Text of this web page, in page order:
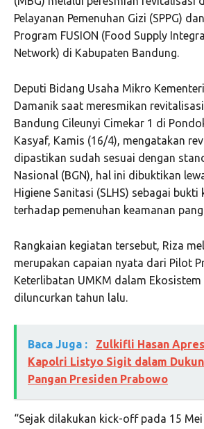
Pelayanan Pemenuhan Gizi (SPPG)
Program FUSION (Food Supply
Network) di Kabupaten Bandung.
Deputi Bidang Usaha Mikro
Damanik saat meresmikan revitalisasi
Bandung Cileunyi Cimekar 1 di
Kasyaf, Kamis (16/4), mengatakan
dipastikan sudah sesuai dengan
Nasional (BGN), hal ini dibuktikan
Higiene Sanitasi (SLHS) sebagai bukti
terhadap pemenuhan keamanan
Rangkaian kegiatan tersebut, Riza
merupakan capaian nyata dari Pilot
Keterlibatan UMKM dalam Ekosistem
diluncurkan tahun lalu.
Baca Juga :
Zulkifli Hasan
Kapolri Listyo Sigit dalam
Pangan Presiden Prabowo
“Sejak dilakukan kick-off pada 15